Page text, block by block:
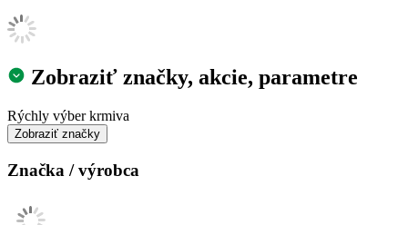
Zobraziť značky, akcie, parametre
Rýchly výber krmiva
Značka / výrobca